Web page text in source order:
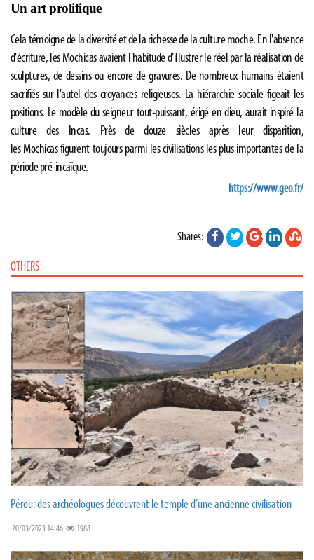
Un art prolifique
Cela témoigne de la diversité et de la richesse de la culture moche. En l'absence
d'écriture, les Mochicas avaient l'habitude d'illustrer le réel par la réalisation de
sculptures, de dessins ou encore de gravures. De nombreux humains étaient
sacrifiés sur l'autel des croyances religieuses. La hiérarchie sociale figeait les
positions. Le modèle du seigneur tout-puissant, érigé en dieu, aurait inspiré la
culture des Incas. Près de douze siècles après leur disparition,
lesMochicasfigurent toujours parmi les civilisations les plus importantes de la
période pré-incaïque.
https://www.geo.fr/
Shares:
OTHERS
Pérou: des archéologues découvrent le temple d’une ancienne civilisation
20/03/2023 14:46 1988